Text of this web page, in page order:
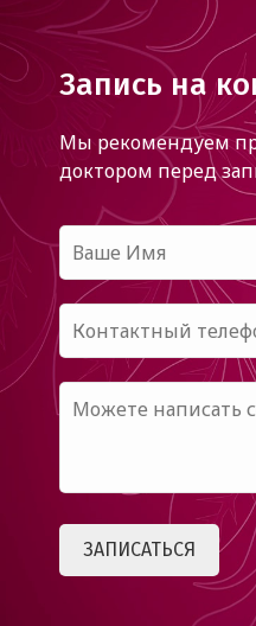
Запись на
Мы рекомендуем
доктором перед